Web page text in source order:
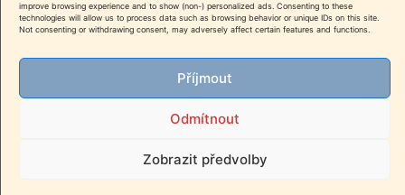
improve browsing experience and to show (non-) personalized ads. Consenting to these
technologies will allow us to process data such as browsing behavior or unique IDs on this site.
Not consenting or withdrawing consent, may adversely affect certain features and functions.
Příjmout
Odmítnout
Zobrazit předvolby
DŮLEŽITÉ
Provozní řád hotelu
Zásady Cookie (EU)
GDPR
Mapa stránek
© Všechna práva vyhrazena 2026 Noir Hotels